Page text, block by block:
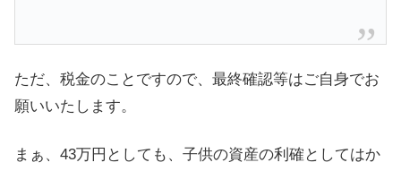
ただ、税金のことですので、最終確認等はご自身でお
願いいたします。
まぁ、43万円としても、子供の資産の利確としてはか